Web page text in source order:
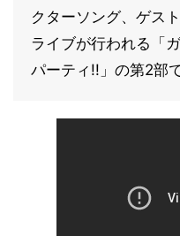
クターソング、ゲス
ライブが行われる「
パーティ!!」の第2部